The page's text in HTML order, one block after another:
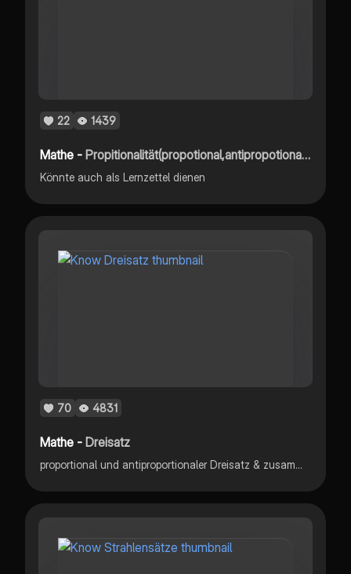
22 1439
Mathe -Propitionalität(propotional,antipropotional,indirekte und direkte propotionalität)
Könnte auch als Lernzettel dienen
70 4831
Mathe -Dreisatz
proportional und antiproportionaler Dreisatz & zusammengesetzter Dreisatz